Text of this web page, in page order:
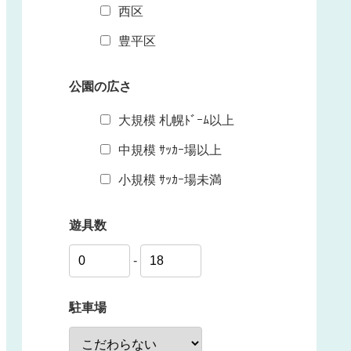
西区
豊平区
公園の広さ
大規模 札幌ﾄﾞｰﾑ以上
中規模 ｻｯｶｰ場以上
小規模 ｻｯｶｰ場未満
遊具数
-
駐車場